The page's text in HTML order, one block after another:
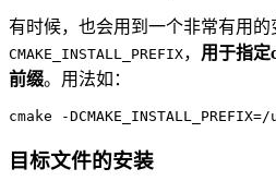
有时候，也会用到一个非常有用的
CMAKE_INSTALL_PREFIX， 用于指定
前缀。用法如：
目标文件的安装